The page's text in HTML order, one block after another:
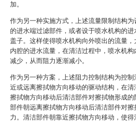
加。
作为另一种实施方式，上述流量限制结构为
的进水端过滤部件，或者设于喷水机构的进
盖子。这样使得喷水机构向外喷出的流量，
内腔的进水流量，在清洁过程中，喷水机
减少，从而阻力逐渐减小。
作为另一种方案，上述阻力控制结构为控制
近或远离擦拭物方向移动的驱动结构，在清
擦拭物方向移动后清洁部件对擦拭物形成的
部件朝远离擦拭物方向移动后清洁部件对擦
力。清洁部件朝靠近擦拭物方向移动，使得